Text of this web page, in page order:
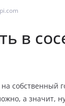
в
собственный
а значит,